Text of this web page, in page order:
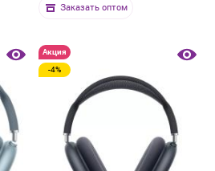
Заказать оптом
Акция
-4%